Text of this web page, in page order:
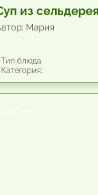
из
Мария
блюда: